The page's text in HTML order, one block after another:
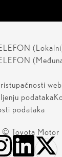
podataka
podataka
Toyota Motor